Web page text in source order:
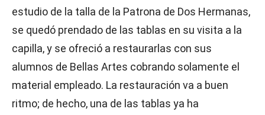
estudio de la talla de la Patrona de Dos Hermanas,
se quedó prendado de las tablas en su visita a la
capilla, y se ofreció a restaurarlas con sus
alumnos de Bellas Artes cobrando solamente el
material empleado. La restauración va a buen
ritmo; de hecho, una de las tablas ya ha